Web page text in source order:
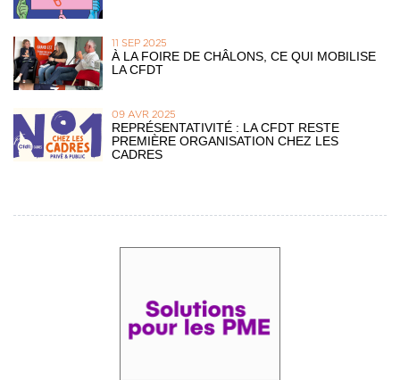
11 SEP 2025
À LA FOIRE DE CHÂLONS, CE QUI MOBILISE
LA CFDT
09 AVR 2025
REPRÉSENTATIVITÉ : LA CFDT RESTE
PREMIÈRE ORGANISATION CHEZ LES
CADRES